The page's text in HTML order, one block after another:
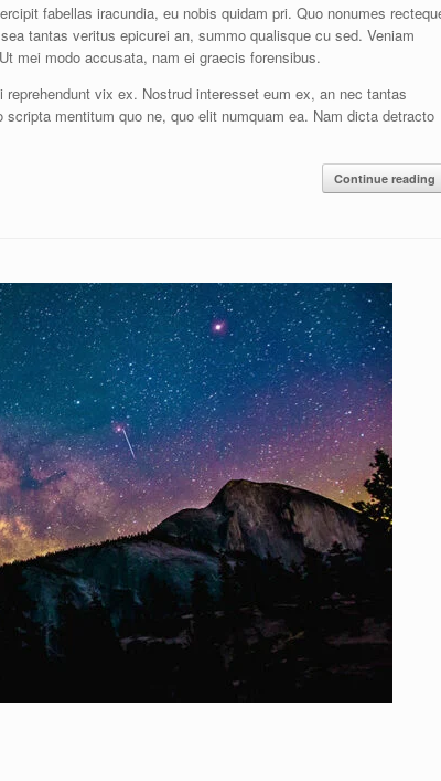
fabellas iracundia, eu nobis quidam pri. Quo nonumes
tantas veritus epicurei an, summo qualisque cu sed. Veniam
mei modo accusata, nam ei graecis forensibus.
vix ex. Nostrud interesset eum ex, an nec tantas
mentitum quo ne, quo elit numquam ea. Nam dicta detracto
Continue reading